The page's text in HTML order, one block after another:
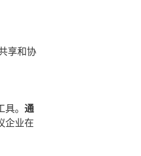
享和协
。 通
企业在